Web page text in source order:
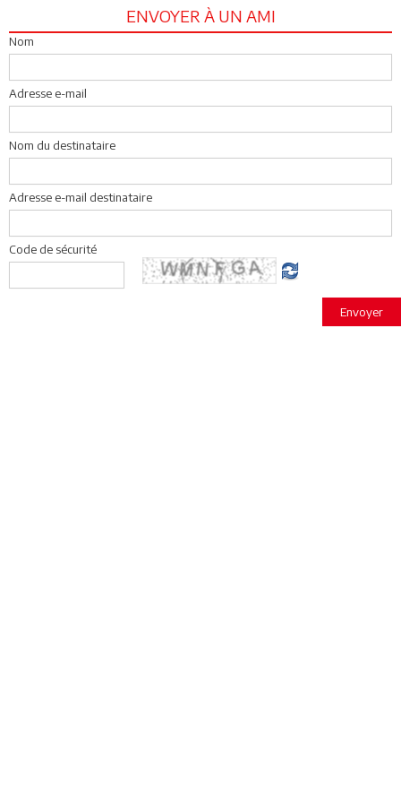
ENVOYER À UN AMI
Nom
Adresse e-mail
Nom du destinataire
Adresse e-mail destinataire
Code de sécurité
Envoyer